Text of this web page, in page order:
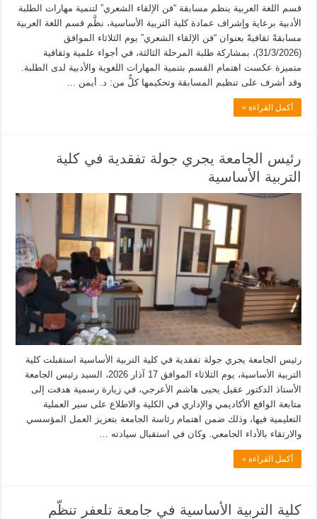
قسم اللغة العربية ينظم مسابقة “فن الإلقاء الشعري” لتنمية مهارات الطلبة
الأدبية برعاية وإشراف عمادة كلية التربية الأساسية، نظَّم قسم اللغة العربية
مسابقةً ثقافيةً بعنوان “فن الإلقاء الشعري” يوم الثلاثاء الموافق
(31/3/2026)، بمشاركة طلبة المرحلة الثالثة، في أجواء علمية وثقافية
متميزة عكست اهتمام القسم بتنمية المهارات اللغوية والأدبية لدى الطلبة.
وقد أشرف على تنظيم المسابقة وتحكيمها كلٌّ من: د. أيمن …
أكمل القراءة »
رئيس الجامعة يجري جولة تفقدية في كلية
التربية الأساسية
رئيس الجامعة يجري جولة تفقدية في كلية التربية الأساسية استقبلت كلية
التربية الأساسية، يوم الثلاثاء الموافق 17 آذار 2026، السيد رئيس الجامعة
الأستاذ الدكتور عقيل يحيى هاشم الأعرجي، في زيارة رسمية هدفت إلى
متابعة الواقع الأكاديمي والإداري في الكلية والاطلاع على سير العملية
التعليمية فيها، وذلك ضمن اهتمام رئاسة الجامعة بتعزيز العمل المؤسسي
والارتقاء بالأداء الجامعي. وكان في استقبال سيادته …
أكمل القراءة »
كلية التربية الأساسية في جامعة تلعفر تنظّم